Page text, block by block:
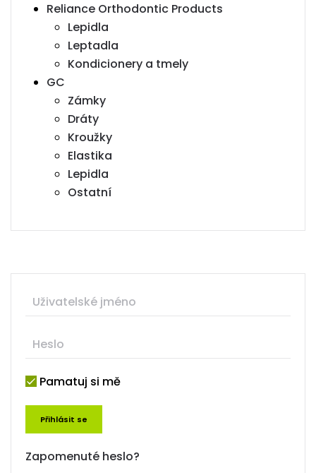
Reliance Orthodontic Products
Lepidla
Leptadla
Kondicionery a tmely
GC
Zámky
Dráty
Kroužky
Elastika
Lepidla
Ostatní
Pamatuj si mě
Přihlásit se
Zapomenuté heslo?